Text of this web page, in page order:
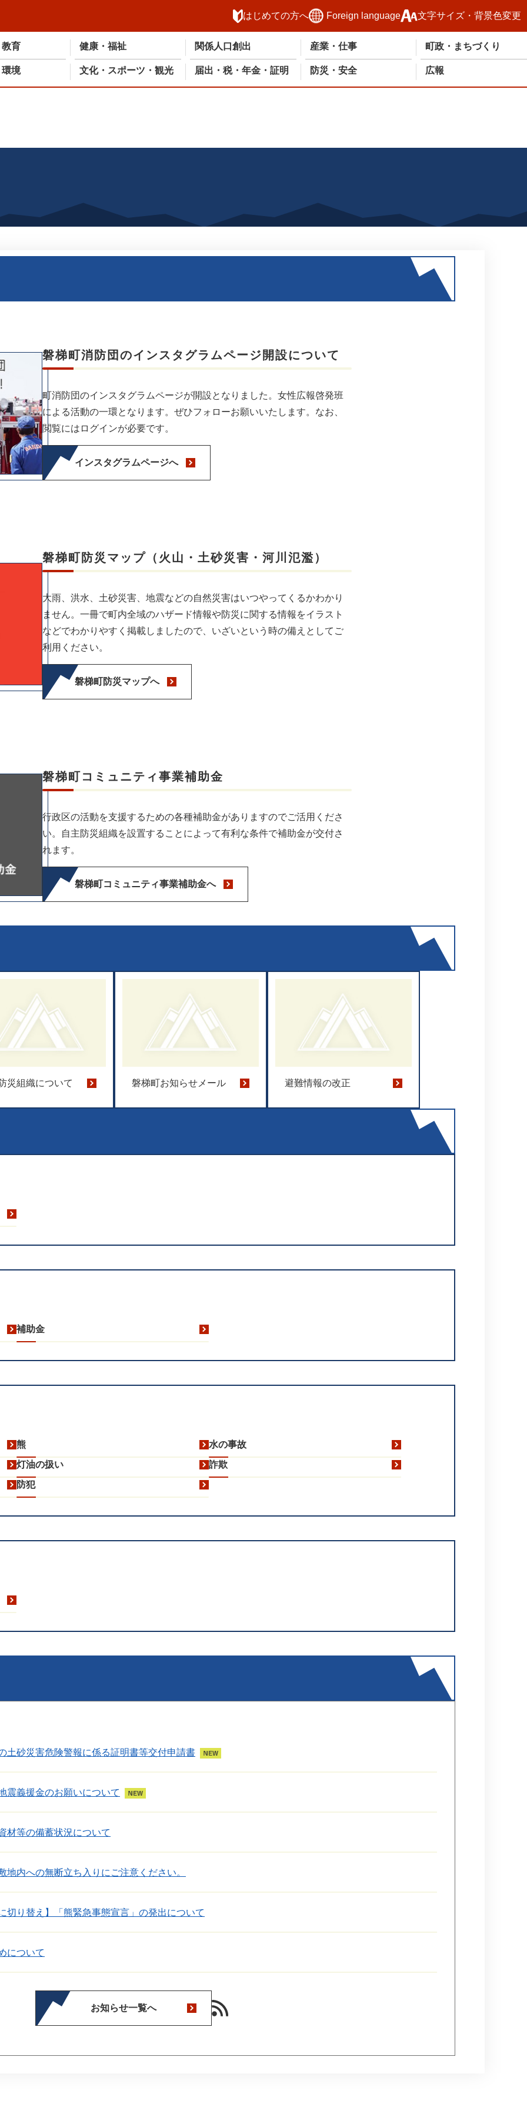
はじめての方へ Foreign language 文字サイズ・背景色変更
育 健康・福祉 関係人口創出 産業・仕事 町政・まちづくり
境 文化・スポーツ・観光 届出・税・年金・証明 防災・安全 広報
磐梯町消防団のインスタグラムページ開設について
町消防団のインスタグラムページが開設となりました。女性広報啓発班
による活動の一環となります。ぜひフォローお願いいたします。なお、
閲覧にはログインが必要です。
インスタグラムページへ
磐梯町防災マップ（火山・土砂災害・河川氾濫）
大雨、洪水、土砂災害、地震などの自然災害はいつやってくるかわかり
ません。一冊で町内全域のハザード情報や防災に関する情報をイラスト
などでわかりやすく掲載しましたので、いざいという時の備えとしてご
利用ください。
磐梯町防災マップへ​
磐梯町コミュニティ事業補助金
行政区の活動を支援するための各種補助金がありますのでご活用くださ
い。自主防災組織を設置することによって有利な条件で補助金が交付さ
れます。
磐梯町コミュニティ事業補助金へ
災組織について​ 磐梯町お知らせメール​ 避難情報の改正
補助金
熊
水の事故
灯油の扱い
詐欺
防犯
土砂災害危険警報に係る証明書等交付申請書
震義援金のお願いについて
材等の備蓄状況について
地内への無断立ち入りにご注意ください。
切り替え】「熊緊急事態宣言」の発出について
について
お知らせ一覧へ